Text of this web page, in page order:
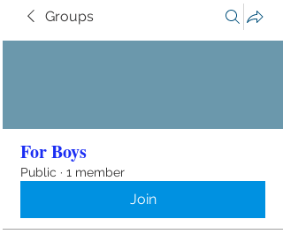
Groups
For Boys
Public · 1 member
Join